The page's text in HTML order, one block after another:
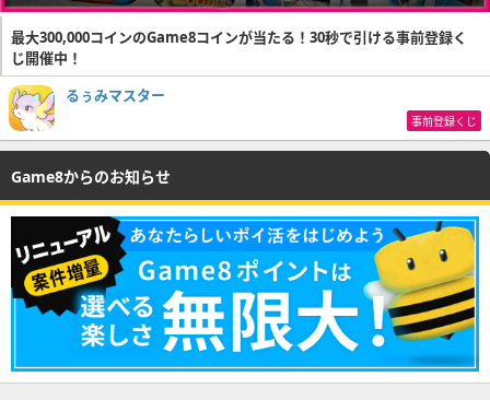
最大300,000コインのGame8コインが当たる！30秒で引ける事前登録く
じ開催中！
るぅみマスター
事前登録くじ
Game8からのお知らせ